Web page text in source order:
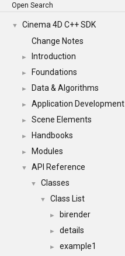
Open Search
▼
Cinema 4D C++ SDK
Change Notes
► Introduction
► Foundations
► Data & Algorithms
► Application Development
► Scene Elements
► Handbooks
► Modules
▼ API Reference
▼ Classes
▼ Class List
► birender
► details
► example1